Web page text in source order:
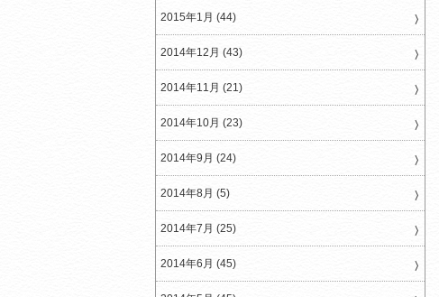
2015年1月 (44)
2014年12月 (43)
2014年11月 (21)
2014年10月 (23)
2014年9月 (24)
2014年8月 (5)
2014年7月 (25)
2014年6月 (45)